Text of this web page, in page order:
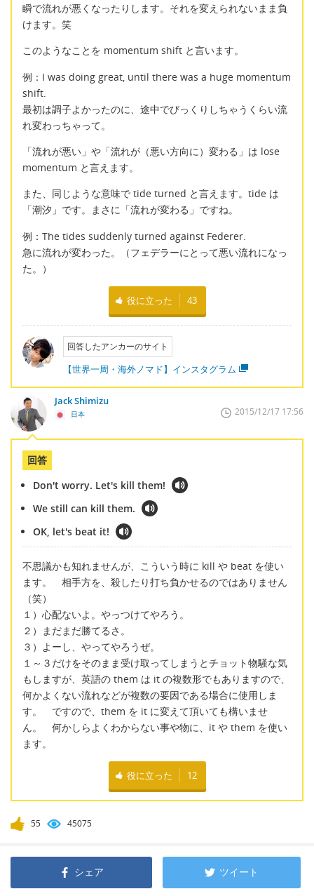
瞬で流れが悪くなったりします。それを変えられないまま負
けます。笑
このようなことを momentum shift と言います。
例：I was doing great, until there was a huge momentum
shift.
最初は調子よかったのに、途中でびっくりしちゃうくらい流
れ変わっちゃって。
「流れが悪い」や「流れが（悪い方向に）変わる」は lose
momentum と言えます。
また、同じような意味で tide turned と言えます。tide は
「潮汐」です。まさに「流れが変わる」ですね。
例：The tides suddenly turned against Federer.
急に流れが変わった。（フェデラーにとって悪い流れになっ
た。）
役に立った 43
回答したアンカーのサイト
【世界一周・海外ノマド】インスタグラム
Jack Shimizu
日本 2015/12/17 17:56
回答
Don't worry. Let's kill them!
We still can kill them.
OK, let's beat it!
不思議かも知れませんが、こういう時に kill や beat を使い
ます。 相手方を、殺したり打ち負かせるのではありません
（笑）
１）心配ないよ。やっつけてやろう。
２）まだまだ勝てるさ。
３）よーし、やってやろうぜ。
１～３だけをそのまま受け取ってしまうとチョット物騒な気
もしますが、英語の them は it の複数形でもありますので、
何かよくない流れなどが複数の要因である場合に使用しま
す。 ですので、them を it に変えて頂いても構いませ
ん。 何かしらよくわからない事や物に、it や them を使い
ます。
役に立った 12
55 45075
シェア ツイート